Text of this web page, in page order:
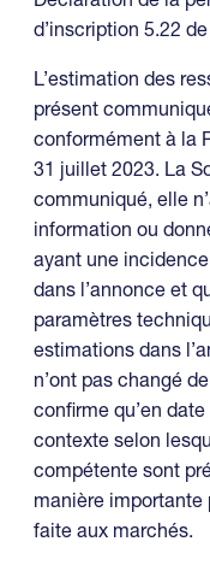
d’inscription 5.22 de
L’estimation des
présent
conformément à la
31 juillet 2023. La
communiqué, elle
information ou
ayant une
dans l’annonce et
paramètres
estimations dans
n’ont pas changé
confirme qu’en
contexte selon
compétente sont
manière importante
faite aux marchés.